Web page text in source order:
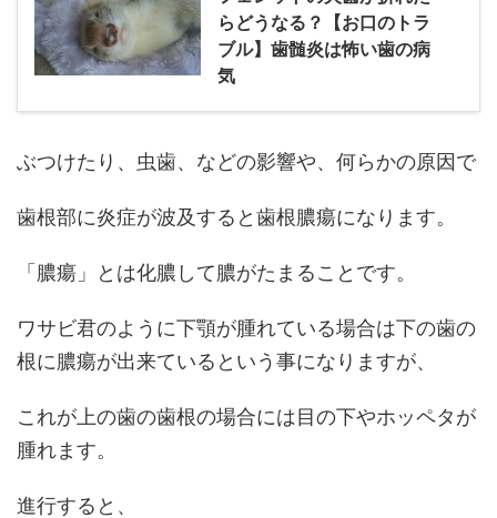
らどうなる？【お口のトラ
ブル】歯髄炎は怖い歯の病
気
ぶつけたり、虫歯、などの影響や、何らかの原因で
歯根部に炎症が波及すると歯根膿瘍になります。
「膿瘍」とは化膿して膿がたまることです。
ワサビ君のように下顎が腫れている場合は下の歯の
根に膿瘍が出来ているという事になりますが、
これが上の歯の歯根の場合には目の下やホッペタが
腫れます。
進行すると、